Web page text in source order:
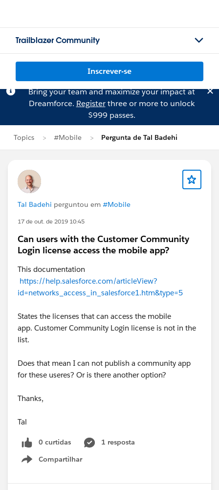
Trailblazer Community
Inscrever-se
Bring your team and maximize your impact at
Dreamforce. Registerthree or more to unlock
$999 passes.
Topics #Mobile Pergunta de Tal Badehi
Tal Badehi perguntou em #Mobile
17 de out. de 2019 10:45
Can users with the Customer Community
Login license access the mobile app?
This documentation
https://help.salesforce.com/articleView?
id=networks_access_in_salesforce1.htm&type=5
States the licenses that can access the mobile
app. Customer Community Login license is not in the
list.
Does that mean I can not publish a community app
for these useres? Or is there another option?
Thanks,
Tal
0 curtidas
1 resposta
Compartilhar
Show menu